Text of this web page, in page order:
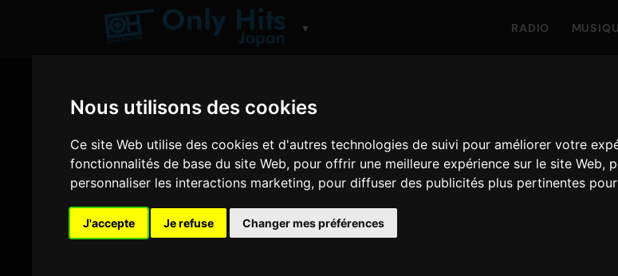
Nous utilisons des cookies
Ce site Web utilise des cookies et d'autres technologies de suivi pour améliorer votre
fonctionnalités de base du site Web, pour offrir une meilleure expérience sur le site Web,
personnaliser les interactions marketing, pour diffuser des publicités plus pertinentes
J'accepte Je refuse Changer mes préférences
▼ RADIO